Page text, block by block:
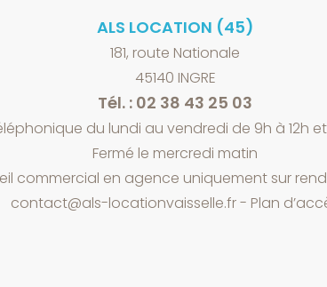
ALS LOCATION (45)
181, route Nationale
45140 INGRE
Tél. : 02 38 43 25 03
du lundi au vendredi de 9h à 12h et
Fermé le mercredi matin
commercial en agence uniquement sur
contact@als-locationvaisselle.fr- Plan